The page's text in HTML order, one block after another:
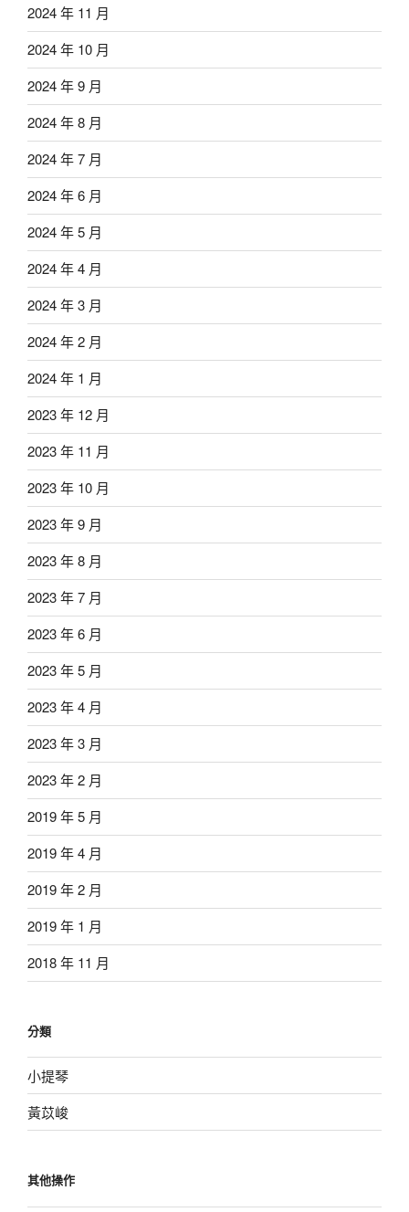
2024 年 11 月
2024 年 10 月
2024 年 9 月
2024 年 8 月
2024 年 7 月
2024 年 6 月
2024 年 5 月
2024 年 4 月
2024 年 3 月
2024 年 2 月
2024 年 1 月
2023 年 12 月
2023 年 11 月
2023 年 10 月
2023 年 9 月
2023 年 8 月
2023 年 7 月
2023 年 6 月
2023 年 5 月
2023 年 4 月
2023 年 3 月
2023 年 2 月
2019 年 5 月
2019 年 4 月
2019 年 2 月
2019 年 1 月
2018 年 11 月
分類
小提琴
黃苡峻
其他操作